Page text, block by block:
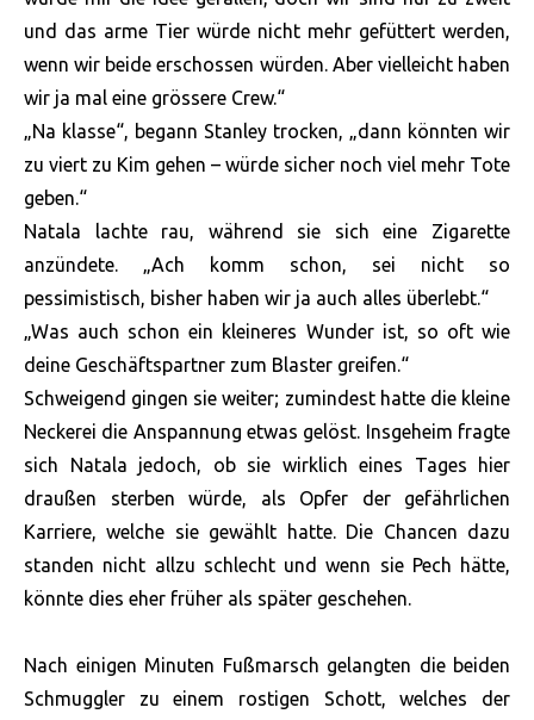
und das arme Tier würde nicht mehr gefüttert werden,
wenn wir beide erschossen würden. Aber vielleicht haben
wir ja mal eine grössere Crew.“
„Na klasse“, begann Stanley trocken, „dann könnten wir
zu viert zu Kim gehen – würde sicher noch viel mehr Tote
geben.“
Natala lachte rau, während sie sich eine Zigarette
anzündete. „Ach komm schon, sei nicht so
pessimistisch, bisher haben wir ja auch alles überlebt.“
„Was auch schon ein kleineres Wunder ist, so oft wie
deine Geschäftspartner zum Blaster greifen.“
Schweigend gingen sie weiter; zumindest hatte die kleine
Neckerei die Anspannung etwas gelöst. Insgeheim fragte
sich Natala jedoch, ob sie wirklich eines Tages hier
draußen sterben würde, als Opfer der gefährlichen
Karriere, welche sie gewählt hatte. Die Chancen dazu
standen nicht allzu schlecht und wenn sie Pech hätte,
könnte dies eher früher als später geschehen.
Nach einigen Minuten Fußmarsch gelangten die beiden
Schmuggler zu einem rostigen Schott, welches der